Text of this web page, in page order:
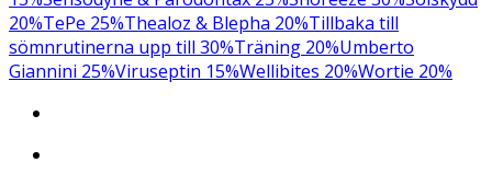
20%TePe 25%Thealoz & Blepha 20%Tillbaka till
sömnrutinerna upp till 30%Träning 20%Umberto
Giannini 25%Viruseptin 15%Wellibites 20%Wortie 20%